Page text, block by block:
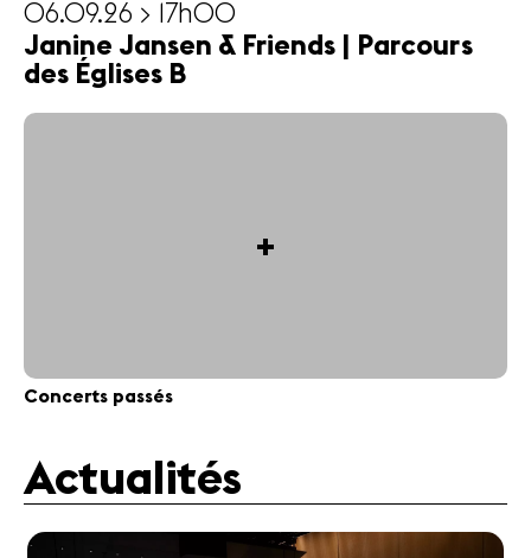
06.09.26 > 17h00
Janine Jansen & Friends | Parcours
des Églises B
+
Concerts passés
Actualités